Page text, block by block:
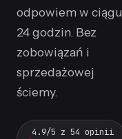
odpowiem w ciągu
24 godzin. Bez
zobowiązań i
sprzedażowej
ściemy.
4.9/5 z 54 opinii